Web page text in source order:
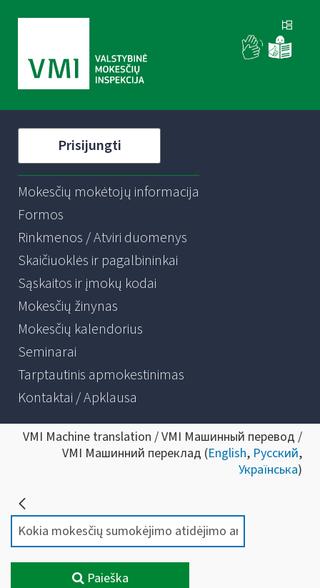
Prisijungti
Mokesčių mokėtojų informacija
Formos
Rinkmenos / Atviri duomenys
Skaičiuoklės ir pagalbininkai
Sąskaitos ir įmokų kodai
Mokesčių žinynas
Mokesčių kalendorius
Seminarai
Tarptautinis apmokestinimas
Kontaktai / Apklausa
VMI Machine translation / VMI Машинный перевод /
VMI Машинний переклад (English, Русский,
Українська)
Paieška